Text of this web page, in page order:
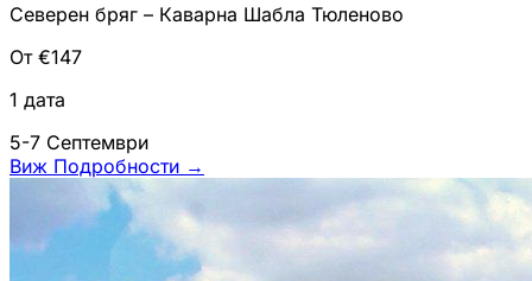
Северен бряг – Каварна Шабла Тюленово
От €147
1 дата
5-7 Септември
Виж Подробности →